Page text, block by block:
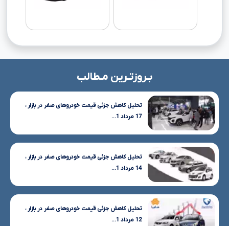
بـروزتـرین مـطالب
تحلیل کاهش جزئی قیمت خودروهای صفر در بازار ،
17 مرداد 1...
تحلیل کاهش جزئی قیمت خودروهای صفر در بازار ،
14 مرداد 1...
تحلیل کاهش جزئی قیمت خودروهای صفر در بازار ،
12 مرداد 1...